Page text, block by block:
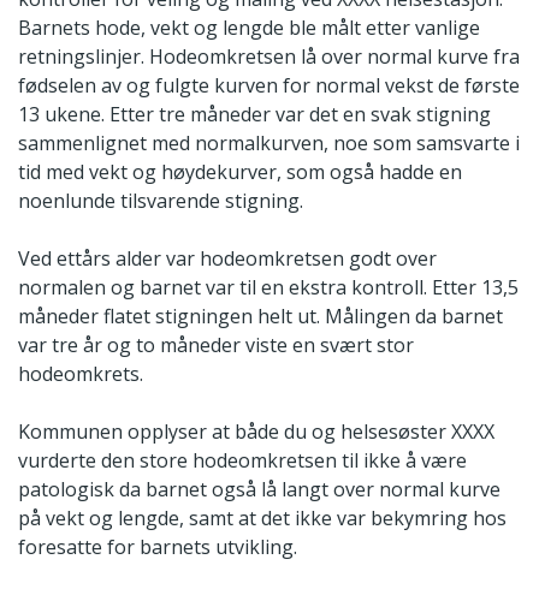
Barnets hode, vekt og lengde ble målt etter vanlige
retningslinjer. Hodeomkretsen lå over normal kurve fra
fødselen av og fulgte kurven for normal vekst de første
13 ukene. Etter tre måneder var det en svak stigning
sammenlignet med normalkurven, noe som samsvarte i
tid med vekt og høydekurver, som også hadde en
noenlunde tilsvarende stigning.
Ved ettårs alder var hodeomkretsen godt over
normalen og barnet var til en ekstra kontroll. Etter 13,5
måneder flatet stigningen helt ut. Målingen da barnet
var tre år og to måneder viste en svært stor
hodeomkrets.
Kommunen opplyser at både du og helsesøster XXXX
vurderte den store hodeomkretsen til ikke å være
patologisk da barnet også lå langt over normal kurve
på vekt og lengde, samt at det ikke var bekymring hos
foresatte for barnets utvikling.